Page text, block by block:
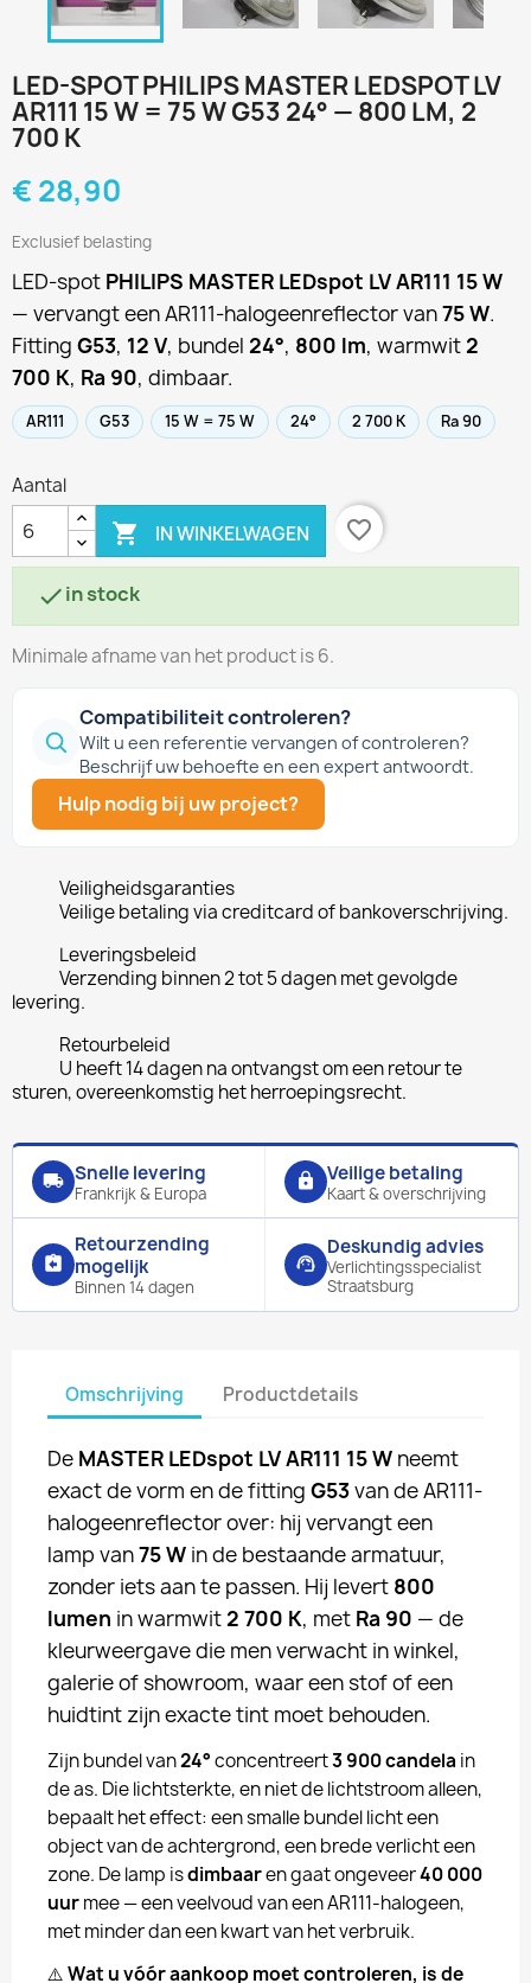
LED-SPOT PHILIPS MASTER LEDSPOT LV
AR111 15 W = 75 W G53 24° — 800 LM, 2
700 K
€ 28,90
Exclusief belasting
LED-spot PHILIPS MASTER LEDspot LV AR111 15 W
— vervangt een AR111-halogeenreflector van75 W.
Fitting G53, 12 V, bundel 24°, 800 lm, warmwit 2
700 K, Ra 90, dimbaar.
AR111 G53 15 W = 75 W 24° 2 700 K Ra 90
Aantal
 IN WINKELWAGEN favorite_border
in stock
Minimale afname van het product is 6.
Compatibiliteit controleren?
Wilt u een referentie vervangen of controleren?
Beschrijf uw behoefte en een expert antwoordt.
Hulp nodig bij uw project?
Veiligheidsgaranties
Veilige betaling via creditcard of bankoverschrijving.
Leveringsbeleid
Verzending binnen 2 tot 5 dagen met gevolgde
levering.
Retourbeleid
U heeft 14 dagen na ontvangst om een retour te
sturen, overeenkomstig het herroepingsrecht.
local_shipping Snelle levering
Frankrijk & Europa
lock Veilige betaling
Kaart & overschrijving
assignment_return
Retourzending
mogelijk
Binnen 14 dagen
support_agent
Deskundig advies
Verlichtingsspecialist
Straatsburg
Omschrijving Productdetails
De MASTER LEDspot LV AR111 15 W neemt
exact de vorm en de fitting G53van de AR111-
halogeenreflector over: hij vervangt een
lamp van75 W in de bestaande armatuur,
zonder iets aan te passen. Hij levert 800
lumen in warmwit 2 700 K, met Ra 90 — de
kleurweergave die men verwacht in winkel,
galerie of showroom, waar een stof of een
huidtint zijn exacte tint moet behouden.
Zijn bundel van24°concentreert3 900 candela in
de as. Die lichtsterkte, en niet de lichtstroom alleen,
bepaalt het effect: een smalle bundel licht een
object van de achtergrond, een brede verlicht een
zone. De lamp isdimbaaren gaat ongeveer40 000
uurmee — een veelvoud van een AR111-halogeen,
met minder dan een kwart van het verbruik.
⚠️Wat u vóór aankoop moet controleren, is de